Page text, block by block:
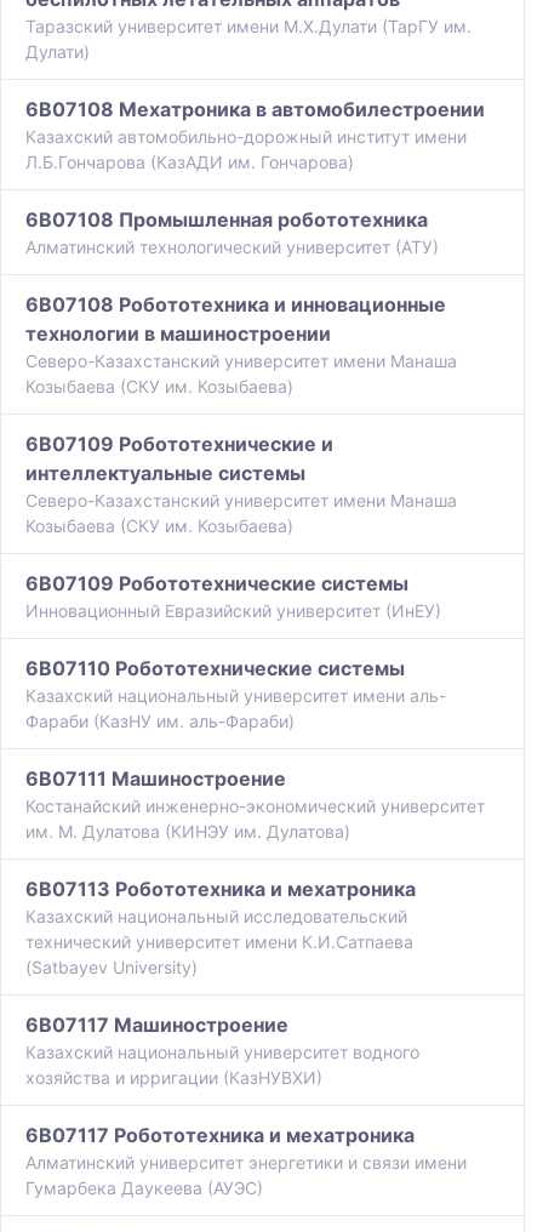
Таразский университет имени М.Х.Дулати (ТарГУ им.
Дулати)
6B07108 Мехатроника в автомобилестроении
Казахский автомобильно-дорожный институт имени
Л.Б.Гончарова (КазАДИ им. Гончарова)
6B07108 Промышленная робототехника
Алматинский технологический университет (АТУ)
6B07108 Робототехника и инновационные
технологии в машиностроении
Северо-Казахстанский университет имени Манаша
Козыбаева (СКУ им. Козыбаева)
6B07109 Робототехнические и
интеллектуальные системы
Северо-Казахстанский университет имени Манаша
Козыбаева (СКУ им. Козыбаева)
6B07109 Робототехнические системы
Инновационный Евразийский университет (ИнЕУ)
6B07110 Робототехнические системы
Казахский национальный университет имени аль-
Фараби (КазНУ им. аль-Фараби)
6B07111 Машиностроение
Костанайский инженерно-экономический университет
им. М. Дулатова (КИНЭУ им. Дулатова)
6B07113 Робототехника и мехатроника
Казахский национальный исследовательский
технический университет имени К.И.Сатпаева
(Satbayev University)
6B07117 Машиностроение
Казахский национальный университет водного
хозяйства и ирригации (КазНУВХИ)
6B07117 Робототехника и мехатроника
Алматинский университет энергетики и связи имени
Гумарбека Даукеева (АУЭС)